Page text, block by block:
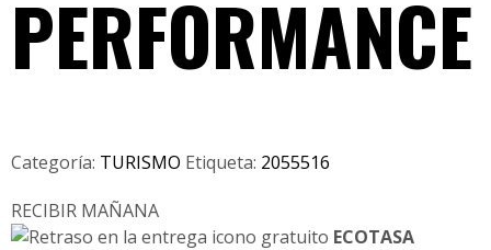
PERFORMANCE
Categoría: TURISMO Etiqueta: 2055516
RECIBIR MAÑANA
ECOTASA